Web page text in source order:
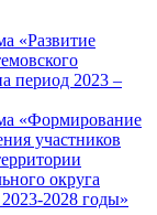
«Развитие
период 2023 –
«Формирование
участников
округа
2028 годы»